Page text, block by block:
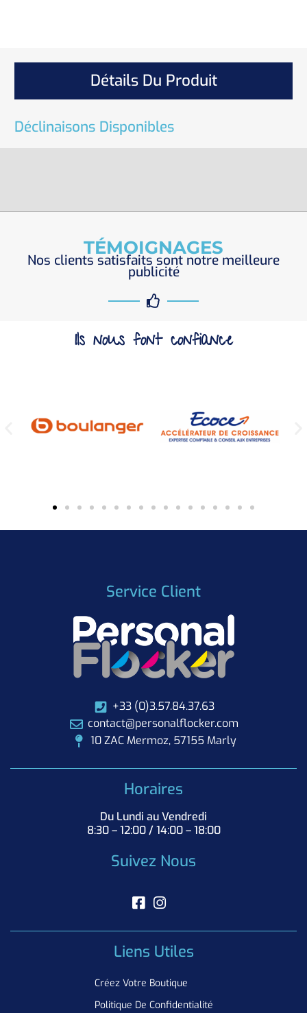
Détails Du Produit
Déclinaisons Disponibles
TÉMOIGNAGES
Nos clients satisfaits sont notre meilleure
publicité
Ils nous font confiance
Service Client
+33 (0)3.57.84.37.63
contact@personalflocker.com
10 ZAC Mermoz, 57155 Marly
Horaires
Du Lundi au Vendredi
8:30 – 12:00 / 14:00 – 18:00
Suivez Nous
Liens Utiles
Créez Votre Boutique
Politique De Confidentialité